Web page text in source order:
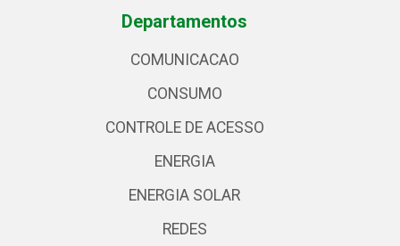
Departamentos
COMUNICACAO
CONSUMO
CONTROLE DE ACESSO
ENERGIA
ENERGIA SOLAR
REDES